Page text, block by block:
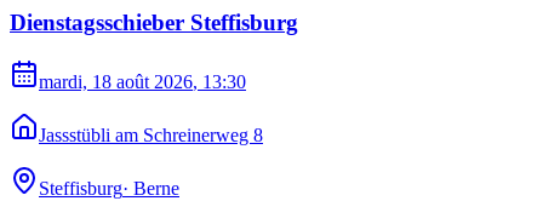
Dienstagsschieber Steffisburg
mardi, 18 août 2026, 13:30
Jassstübli am Schreinerweg 8
Steffisburg· Berne